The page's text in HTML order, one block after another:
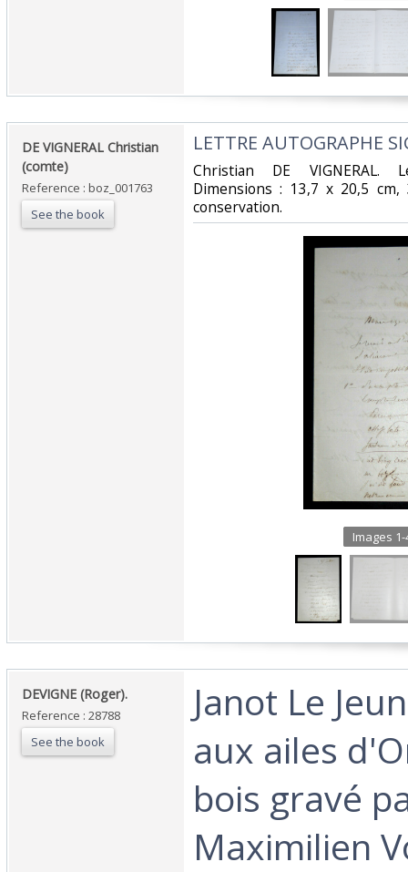
‎DE VIGNERAL Christian
(comte)‎
Reference : boz_001763
See the book
‎LETTRE AUTOGRAPHE
‎Christian DE VIGNERAL.
Dimensions : 13,7 x 20,5
conservation.‎
Images
‎DEVIGNE (Roger).‎
Reference : 28788
See the book
‎Janot Le
aux ailes
bois gravé
Maximilien